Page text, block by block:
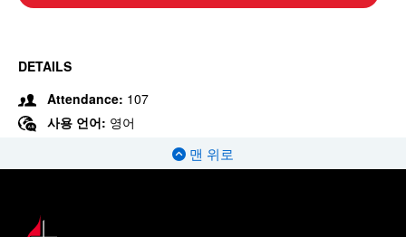
DETAILS
Attendance: 107
사용 언어: 영어
맨 위로